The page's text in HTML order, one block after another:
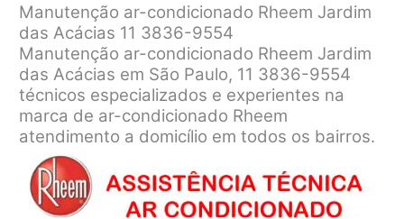
Manutenção ar-condicionado Rheem Jardim
das Acácias 11 3836-9554
Manutenção ar-condicionado Rheem Jardim
das Acácias em São Paulo, 11 3836-9554
técnicos especializados e experientes na
marca de ar-condicionado Rheem
atendimento a domicílio em todos os bairros.